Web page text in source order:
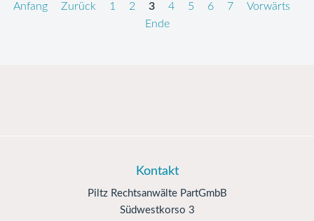
Anfang Zurück 1 2 3 4 5 6 7
Vorwärts
Ende
Kontakt
Piltz Rechtsanwälte PartGmbB
Südwestkorso 3